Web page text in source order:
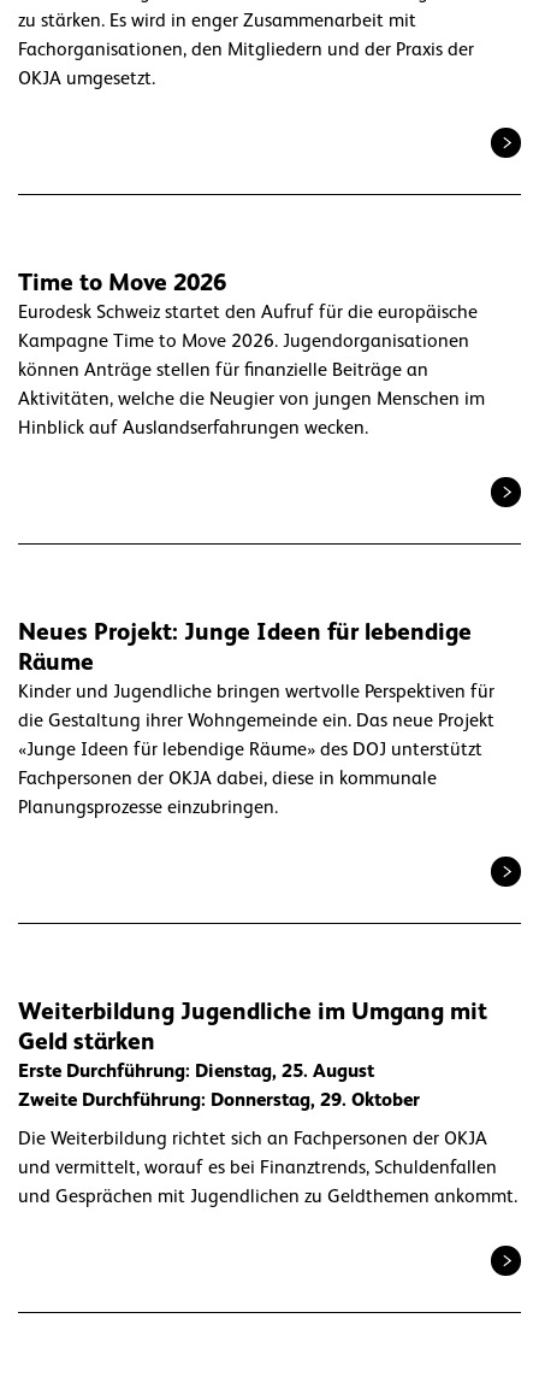
zu stärken. Es wird in enger Zusammenarbeit mit
Fachorganisationen, den Mitgliedern und der Praxis der
OKJA umgesetzt.
Time to Move 2026
Eurodesk Schweiz startet den Aufruf für die europäische
Kampagne Time to Move 2026. Jugendorganisationen
können Anträge stellen für finanzielle Beiträge an
Aktivitäten, welche die Neugier von jungen Menschen im
Hinblick auf Auslandserfahrungen wecken.
Neues Projekt: Junge Ideen für lebendige
Räume
Kinder und Jugendliche bringen wertvolle Perspektiven für
die Gestaltung ihrer Wohngemeinde ein. Das neue Projekt
«Junge Ideen für lebendige Räume» des DOJ unterstützt
Fachpersonen der OKJA dabei, diese in kommunale
Planungsprozesse einzubringen.
Weiterbildung Jugendliche im Umgang mit
Geld stärken
Erste Durchführung: Dienstag, 25. August
Zweite Durchführung: Donnerstag, 29. Oktober
Die Weiterbildung richtet sich an Fachpersonen der OKJA
und vermittelt, worauf es bei Finanztrends, Schuldenfallen
und Gesprächen mit Jugendlichen zu Geldthemen ankommt.